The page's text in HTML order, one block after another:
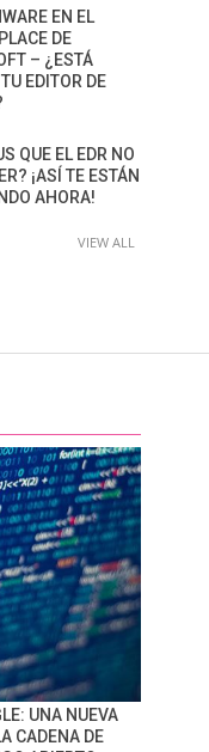
EN EL
DE
– ¿ESTÁ
EDITOR DE
QUE EL EDR NO
¡ASÍ TE ESTÁN
AHORA!
VIEW ALL
UNA NUEVA
CADENA DE